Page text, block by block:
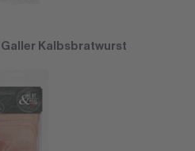
Kalbsbratwurst